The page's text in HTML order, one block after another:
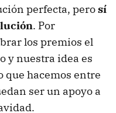
perfecta, perosí
. Por
los premios el
y nuestra idea es
que hacemos entre
ser un apoyo a